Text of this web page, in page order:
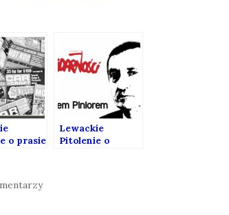
o prasie
Lewackie
Pitolenie o